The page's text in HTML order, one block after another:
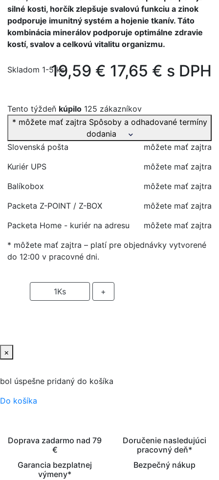
silné kosti, horčík zlepšuje svalovú funkciu a zinok
podporuje imunitný systém a hojenie tkanív. Táto
kombinácia minerálov podporuje optimálne zdravie
kostí, svalov a celkovú vitalitu organizmu.
Skladom 1-5 ks19,59 € 17,65 € s DPH
Tento týždeň kúpilo 125 zákazníkov
* môžete mať zajtra Spôsoby a odhadované termíny
dodania
Slovenská pošta
môžete mať zajtra
Kuriér UPS
môžete mať zajtra
Balíkobox
môžete mať zajtra
Packeta Z-POINT / Z-BOX
môžete mať zajtra
Packeta Home - kuriér na adresu
môžete mať zajtra
* môžete mať zajtra – platí pre objednávky vytvorené
do 12:00 v pracovné dni.
1Ks +
×
bol úspešne pridaný do košíka
Do košíka
Doprava zadarmo nad 79
€
Doručenie nasledujúci
pracovný deň*
Garancia bezplatnej
výmeny*
Bezpečný nákup